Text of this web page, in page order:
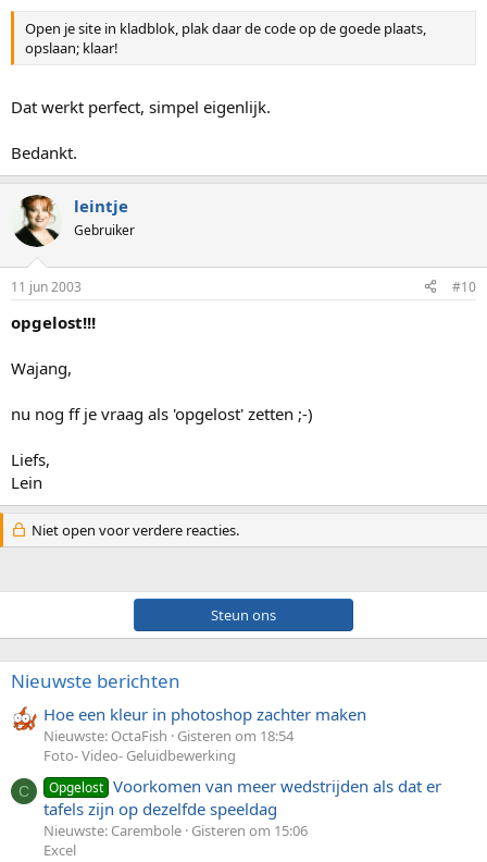
Open je site in kladblok, plak daar de code op de goede plaats,
opslaan; klaar!
Dat werkt perfect, simpel eigenlijk.
Bedankt.
leintje
Gebruiker
11 jun 2003 #10
opgelost!!!
Wajang,
nu nog ff je vraag als 'opgelost' zetten ;-)
Liefs,
Lein
Niet open voor verdere reacties.
Steun ons
Nieuwste berichten
Hoe een kleur in photoshop zachter maken
Nieuwste: OctaFish
Gisteren om 18:54
Foto- Video- Geluidbewerking
C Opgelost Voorkomen van meer wedstrijden als dat er
tafels zijn op dezelfde speeldag
Nieuwste: Carembole Gisteren om 15:06
Excel